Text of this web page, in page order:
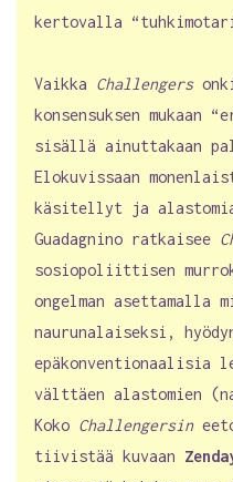
kertovalla
Vaikka Challengers
konsensuksen mukaan
sisällä ainuttakaan
Elokuvissaan
käsitellyt ja
Guadagnino ratkaisee
sosiopoliittisen
ongelman asettamalla
naurunalaiseksi,
epäkonventionaalisia
välttäen alastomien
Koko Challengersin
tiivistää kuvaan